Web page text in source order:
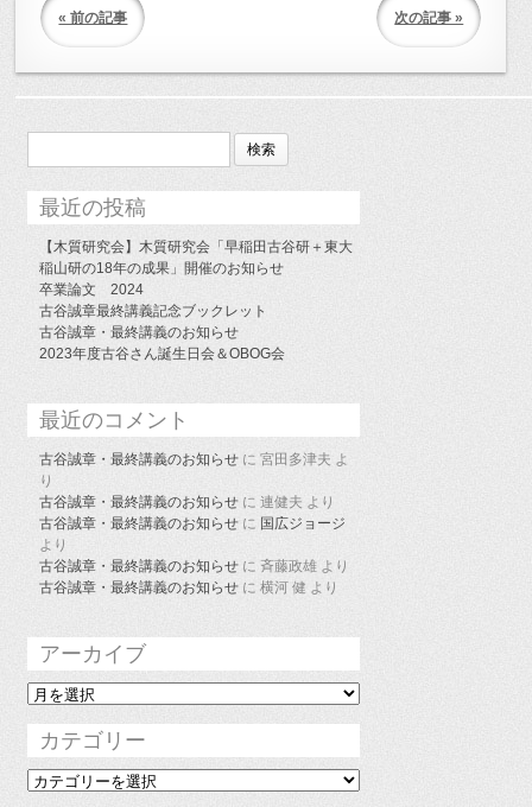
« 前の記事 次の記事 »
検
最近の投稿
【木質研究会】木質研究会「早稲田古谷研＋東大
稲山研の18年の成果」開催のお知らせ
卒業論文 2024
古谷誠章最終講義記念ブックレット
古谷誠章・最終講義のお知らせ
2023年度古谷さん誕生日会＆OBOG会
最近のコメント
古谷誠章・最終講義のお知らせ に宮田多津夫 よ
り
古谷誠章・最終講義のお知らせ に連健夫 より
古谷誠章・最終講義のお知らせ に 国広ジョージ
より
古谷誠章・最終講義のお知らせ に斉藤政雄 より
古谷誠章・最終講義のお知らせ に横河 健 より
アーカイブ
ア
イ
ブ
カテゴリー
カ